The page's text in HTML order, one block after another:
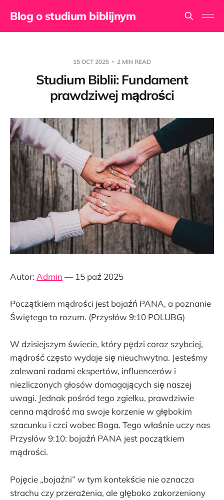
Blog o studium biblijnym
15 OCT 2025 2 MIN READ
Studium Biblii: Fundament
prawdziwej mądrości
Autor: Admin — 15 paź 2025
Początkiem mądrości jest bojaźń PANA, a poznanie
Świętego to rozum. (Przysłów 9:10 POLUBG)
W dzisiejszym świecie, który pędzi coraz szybciej,
mądrość często wydaje się nieuchwytna. Jesteśmy
zalewani radami ekspertów, influencerów i
niezliczonych głosów domagających się naszej
uwagi. Jednak pośród tego zgiełku, prawdziwie
cenna mądrość ma swoje korzenie w głębokim
szacunku i czci wobec Boga. Tego właśnie uczy nas
Przysłów 9:10: bojaźń PANA jest początkiem
mądrości.
Pojęcie „bojaźni” w tym kontekście nie oznacza
strachu czy przerażenia, ale głęboko zakorzeniony